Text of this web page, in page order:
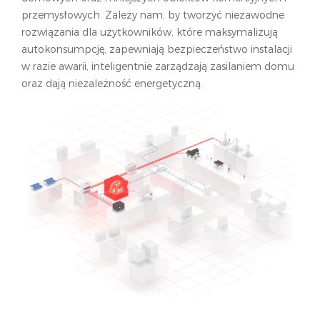
którzy chcą przejść na energię słoneczną. Odkryj
największe zalety stosowania odnawialnych źródeł
energii: optymalne wykorzystanie energii ze słońca,
niższe rachunki za energię elektryczną i wiele innych
korzyści.
przemysłowych. Zależy nam, by tworzyć niezawodne
rozwiązania dla użytkowników, które maksymalizują
autokonsumpcję, zapewniają bezpieczeństwo instalacji
w razie awarii, inteligentnie zarządzają zasilaniem domu
oraz dają niezależność energetyczną.
GoodWe, możemy kompleksowo zapewniać nowe
źródła przychodów i generować nowe wartości
projektów dla naszych użytkowników, oferując im
rozwiązania kompatybilne z modułami
fotowoltaicznymi dużej mocy.
JESZCZE